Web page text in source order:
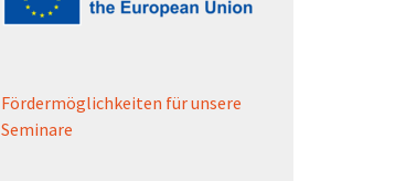
Fördermöglichkeiten für unsere
Seminare